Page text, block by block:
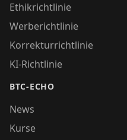
Ethikrichtlinie
Werberichtlinie
Korrekturrichtlinie
KI-Richtlinie
BTC-ECHO
News
Kurse